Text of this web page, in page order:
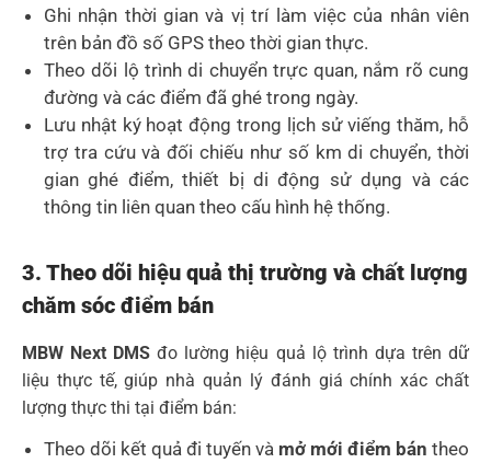
Ghi nhận thời gian và vị trí làm việc của nhân viên
trên bản đồ số GPS theo thời gian thực.
Theo dõi lộ trình di chuyển trực quan, nắm rõ cung
đường và các điểm đã ghé trong ngày.
Lưu nhật ký hoạt động trong lịch sử viếng thăm, hỗ
trợ tra cứu và đối chiếu như số km di chuyển, thời
gian ghé điểm, thiết bị di động sử dụng và các
thông tin liên quan theo cấu hình hệ thống.
3. Theo dõi hiệu quả thị trường và chất lượng
chăm sóc điểm bán
MBW Next DMS đo lường hiệu quả lộ trình dựa trên dữ
liệu thực tế, giúp nhà quản lý đánh giá chính xác chất
lượng thực thi tại điểm bán:
Theo dõi kết quả đi tuyến và mở mới điểm bán theo